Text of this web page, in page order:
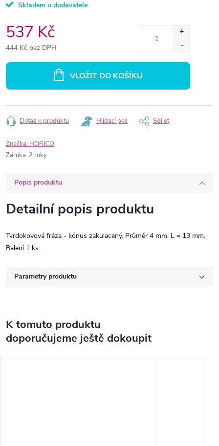
Skladem u dodavatele
537 Kč
444 Kč bez DPH
VLOŽIT DO KOŠÍKU
Dotaz k produktu Hlídací pes Sdílet
Značka: HORICO
Záruka: 2 roky
Popis produktu
Detailní popis produktu
Tvrdokovová fréza - kónus zakulacený. Průměr 4 mm. L = 13 mm.
Balení 1 ks.
Parametry produktu
K tomuto produktu
doporučujeme ještě dokoupit